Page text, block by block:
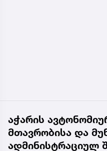
აჭარის
მთავრობისა და
ადმინისტრაციულ